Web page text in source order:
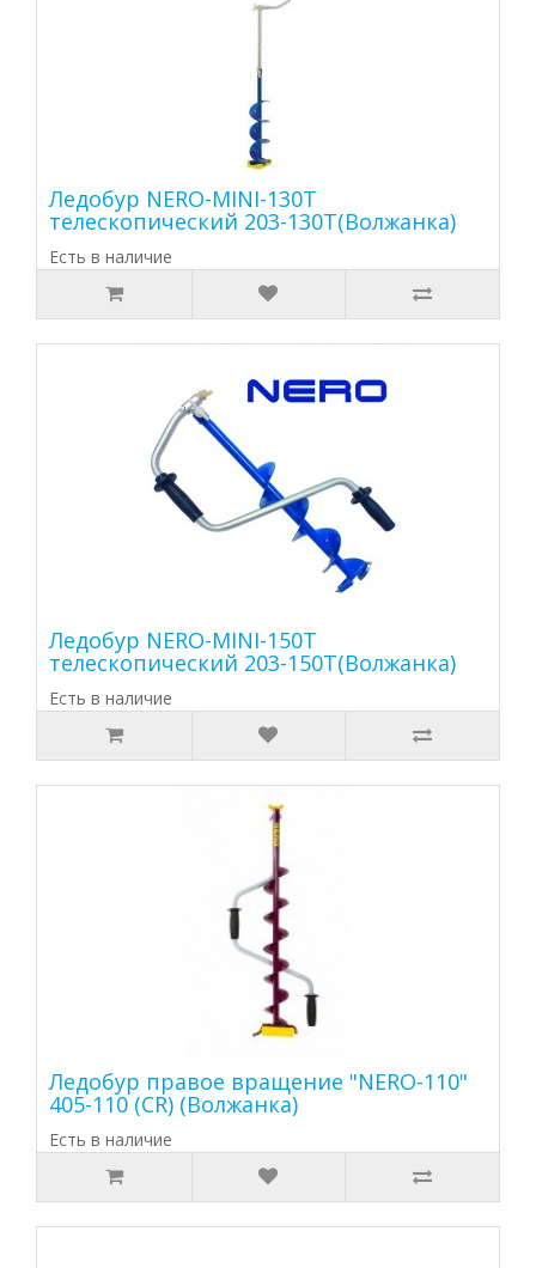
Ледобур NERO-MINI-130Т
телескопический 203-130Т(Волжанка)
Есть в наличие
Ледобур NERO-MINI-150Т
телескопический 203-150Т(Волжанка)
Есть в наличие
Ледобур правое вращение "NERO-110"
405-110 (CR) (Волжанка)
Есть в наличие